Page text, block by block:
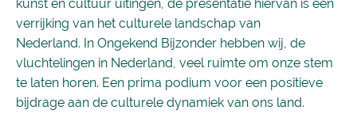
kunst en cultuur uitingen, de presentatie hiervan is een
verrijking van het culturele landschap van
Nederland. In Ongekend Bijzonder hebben wij, de
vluchtelingen in Nederland, veel ruimte om onze stem
te laten horen. Een prima podium voor een positieve
bijdrage aan de culturele dynamiek van ons land.